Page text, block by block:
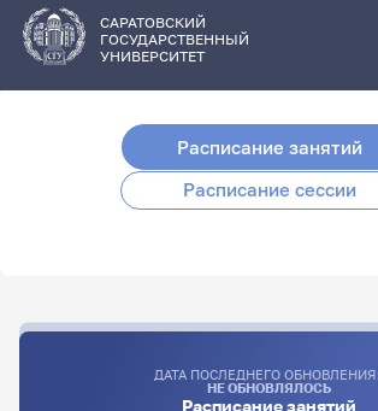
основному
содержанию
САРАТОВСКИЙ
ГОСУДАРСТВЕННЫЙ
УНИВЕРСИТЕТ
Расписание занятий
Расписание сессии
ДАТА ПОСЛЕДНЕГО
НЕ ОБНОВЛЯЛОСЬ
Расписание занятий